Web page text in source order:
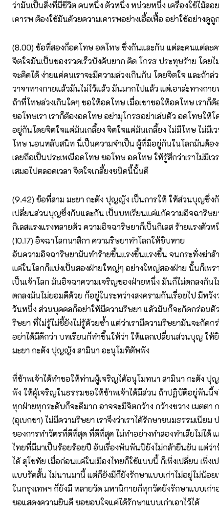
ว่ามันเป็นสิ่งที่มีชีวิต คนหนึ่ง ตัวหนึ่ง หน่วยหนึ่ง เครื่องใช้ไม้สอ
เคารพ ต้องใช้มันด้วยความเคารพอย่างเอื้อเฟื้อ อย่าใช้อย่างดู
(8.00) ข้อที่สองก็อดโทษ อดโทษ ซึ่งกันและกัน แต่ละคนแต่ละ
จิตใจมันเป็นของรวดเร็วบังคับยาก คิด โกรธ ประทุษร้าย โดย
จะคิดได้ ง่ายแค่คนเราจะมีความล่วงเกินกัน โดยจิตใจ และถ้าล่
วาจาทางกายแล้วมันไม่ไว้แล้ว มันมากไปแล้ว แต่เอาล่ะทางกาย
ถ้าที่โทษล่วงเกินใดๆ ขอให้อดโทษ เมื่อเขาขอให้อดโทษ เราก็
ขอโทษเรา เราก็ต้องอดโทษ อย่ามุโกรธอย่าเล่นตัว อดโทษใ
อยู่กันโดยจิตใจแค่มันเกลี้ยง จิตใจแค่มันเกลี้ยง ไม่มีโทษ ไม่มีเ
โทษ นอนหลับสนิท นี่เป็นความจำเป็น ผู้ที่มีอยู่กันในโลกมันต้อง
เลยถือเป็นประเพณีอดโทษ ขอโทษ อดโทษ ให้รู้สึกว่าเราไม่มีเ
เสมอไปตลอดเวลา จิตใจเกลี้ยงชนิดนี้นั้นดี
(9.42) ข้อที่สาม มะยา กะตัง ปุญญัง เป็นการให้ ให้ส่วนบุญซึ่ง
เปลี่ยนส่วนบุญซึ่งกันและกัน เป็นบทเรียนแค่แก้ความอิจฉาริษ
กิเลสแรงแรงหลายตัว ความอิจฉาริษยาก็เป็นกิเลส ร้ายแรงตัว
(10.17) อิจฉาโลกนาสิกา ความริษยาทำโลกให้ชิบหาย
อันความอิจฉาริษยามันทำร้ายขึ้นแรงขึ้นแรงขึ้น จนกระทั่งฆ่าล้า
แค่ในโลกก็แบ่งเป็นสองฝ่ายใหญ่ๆ อย่างใหญ่สองฝ่าย นั้นก็เพร
เป็นเจ้าโลก มันอิจฉาความเจริญของฝ่ายหนึ่ง มันก็ไม่ตกลงกัน
ตกลงมันไม่ยอมดีด้วย ก็อยู่ในระหว่างสงครามกันเรื่อยไป มีหวัง
วันหนึ่ง ส่วนบุคคลก็อย่าให้มีความริษยา แล้วมันก็จะกัดกร่อนตัว
ริษยา ที่ไม่รู้ไม่ชี้ยังไม่รู้ด้วยซ้ำ แต่ว่าเรามีความริษยามันจะกัดก
อย่าได้มีดีกว่า บทเรียนก็ทำขึ้นให้ว่า ให้แลกเปลี่ยนส่วนบุญ ใ
มะยา กะตัง ปุญญัง สามินา อะนุโมทิตัพพัง
ที่ข้าพเจ้าได้ทำขอให้ท่านผู้เจริญได้อนุโมทนา สามินา กะตัง
พัง ให้ผู้เจริญในธรรมขอให้ข้าพเจ้าได้มีส่วน ถ้าปฏิบัติอยู่พันนี้
ทุกฝ่ายทุกระดับก็จะดีมาก อาจจะมีจิตกว้าง กว้างขวาง เมตตา
(อุเบกขา) ไม่มีความริษยา เราจึงว่าเราได้รักษาขนมธรรมเนีย
ของการทำวัตรที่ดีที่สุด ที่ดีที่สุด ไม่ทำอย่างทำสองทำเสียไม่ได้
ไทยที่มีมาเป็นร้อยร้อยปี อันเรื่องพันพันปียังไม่กล้ายืนยัน แต่ว่
ได้ สุโขทัย เมื่อก่อนแค่ในเมืองไทยก็ใช้แบบนี้ ก็เพิ่งเปลี่ยน เพิ่งเ
แบบรัดสั้น ไม่นานมานี้ แต่ก็ยังมีก็ยังรักษาแบบเก่าไม่อยู่ไม่น้อ
ในกรุงเทพฯ ก็ยังมี หลายวัด มหานิกายก็ทุกวัดยังรักษาแบบเก่
ขอแสดงความยินดี ขอขอบใจแค่ได้รักษาแบบเก่าเอาไว้ได้